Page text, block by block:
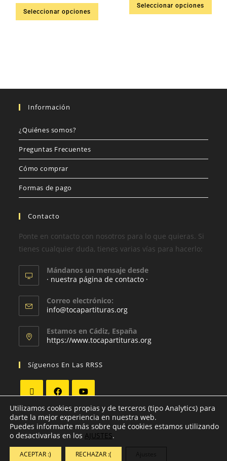
Seleccionar opciones
Seleccionar opciones
Información
¿Quiénes somos?
Preguntas Frecuentes
Cómo comprar
Formas de pago
Contacto
Ponte en contacto con nosotros para lo que quieras. Si
tienes cualquier duda, tienes varias vías para hacerlo:
Mándanos un mensaje desde
· nuestra página de contacto ·
Correo electrónico:
info@tocapartituras.org
Estamos en Cádiz, España
https://www.tocapartituras.org
Síguenos En Las RRSS
Utilizamos cookies propias y de terceros (tipo Analytics) para
darte la mejor experiencia en nuestra web.
Puedes informarte más sobre qué cookies estamos utilizando
o desactivarlas en los AJUSTES.
ACEPTAR :) RECHAZAR :(